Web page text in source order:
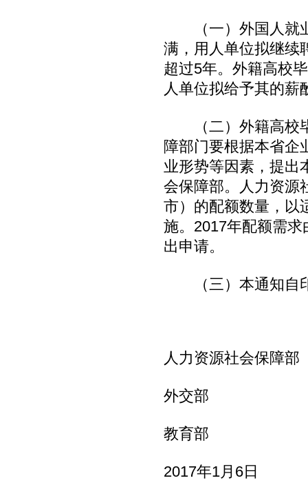
（一）外国人就业
满，用人单位拟继续
超过5年。外籍高校
人单位拟给予其的薪
（二）外籍高校毕
障部门要根据本省企
业形势等因素，提出
会保障部。人力资源
市）的配额数量，以
施。2017年配额需
出申请。
（三）本通知自
人力资源社会保障部
外交部
教育部
2017年1月6日